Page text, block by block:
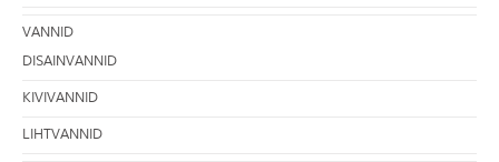
VANNID
DISAINVANNID
KIVIVANNID
LIHTVANNID